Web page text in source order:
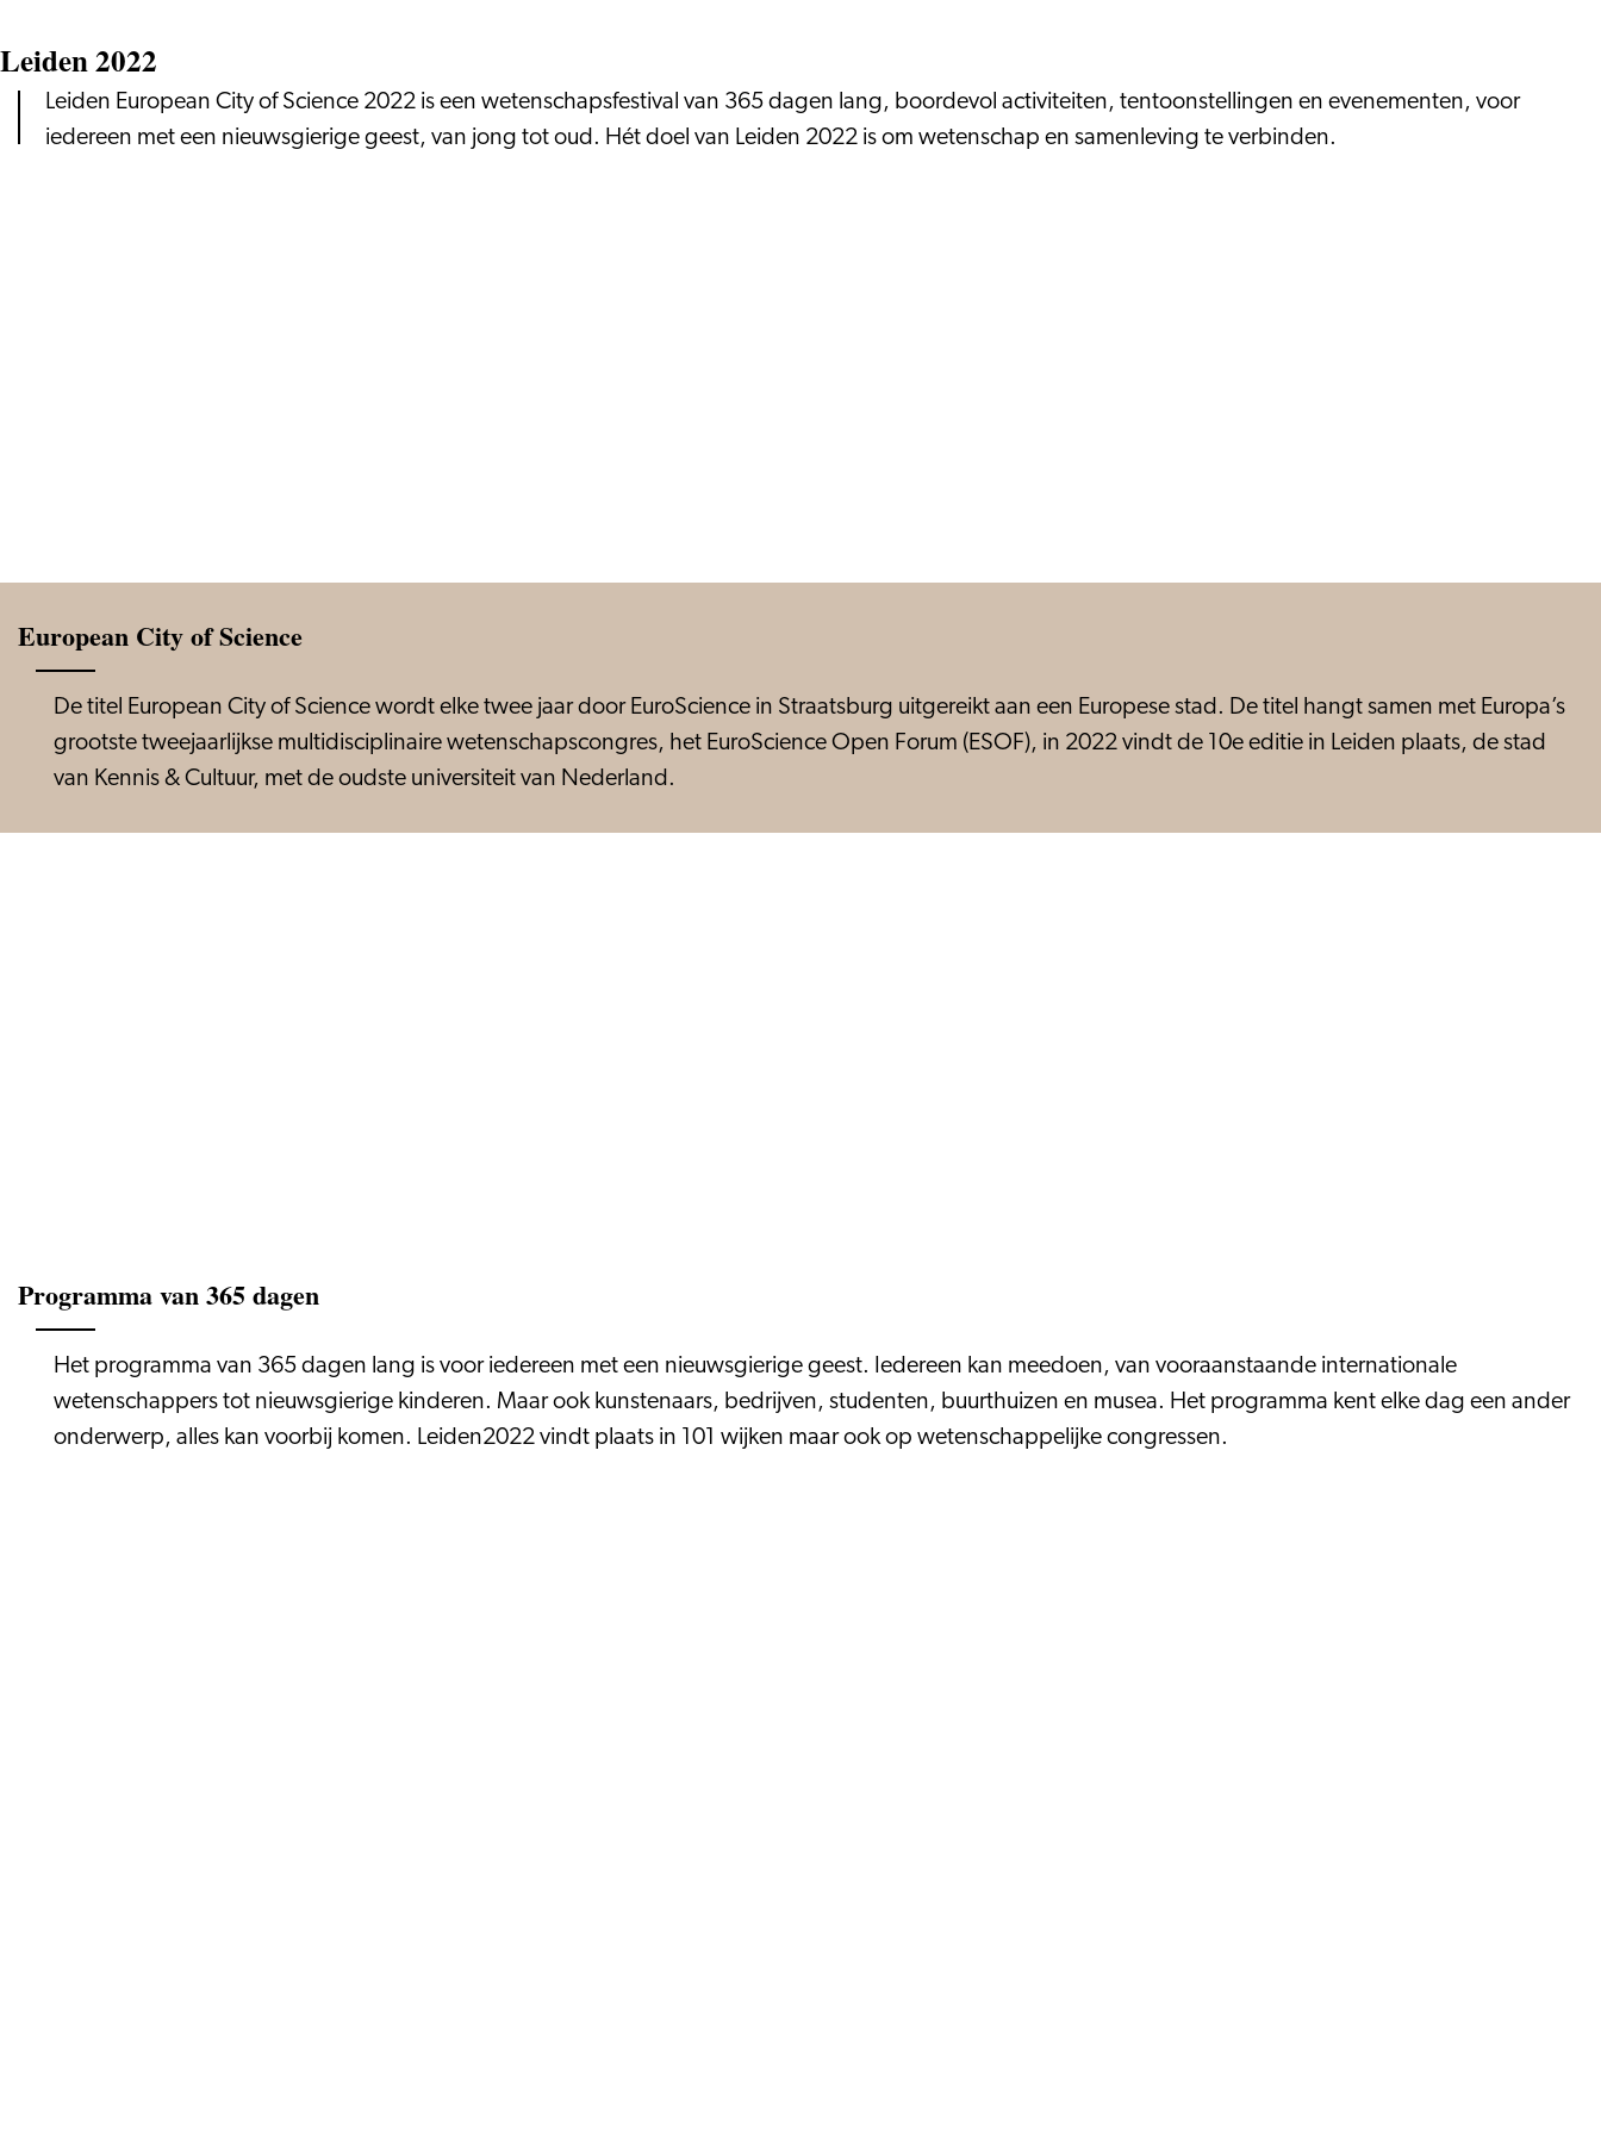
Leiden 2022
Leiden European City of Science 2022 is een wetenschapsfestival van 365 dagen lang, boordevol activiteiten, tentoonstellingen en evenementen, voor
iedereen met een nieuwsgierige geest, van jong tot oud. Hét doel van Leiden 2022 is om wetenschap en samenleving te verbinden.
European City of Science
De titel European City of Science wordt elke twee jaar door EuroScience in Straatsburg uitgereikt aan een Europese stad. De titel hangt samen met Europa’s
grootste tweejaarlijkse multidisciplinaire wetenschapscongres, het EuroScience Open Forum (ESOF), in 2022 vindt de 10e editie in Leiden plaats, de stad
van Kennis & Cultuur, met de oudste universiteit van Nederland.
Programma van 365 dagen
Het programma van 365 dagen lang is voor iedereen met een nieuwsgierige geest. Iedereen kan meedoen, van vooraanstaande internationale
wetenschappers tot nieuwsgierige kinderen. Maar ook kunstenaars, bedrijven, studenten, buurthuizen en musea. Het programma kent elke dag een ander
onderwerp, alles kan voorbij komen. Leiden2022 vindt plaats in 101 wijken maar ook op wetenschappelijke congressen.